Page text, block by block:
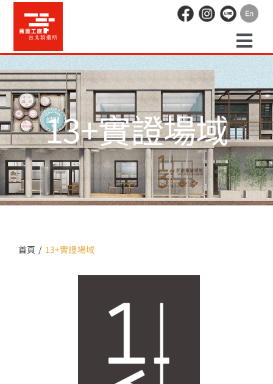
content
預約走讀
場地租借
活動紀錄
職人空間
13+實證場域
首頁 13+實證場域